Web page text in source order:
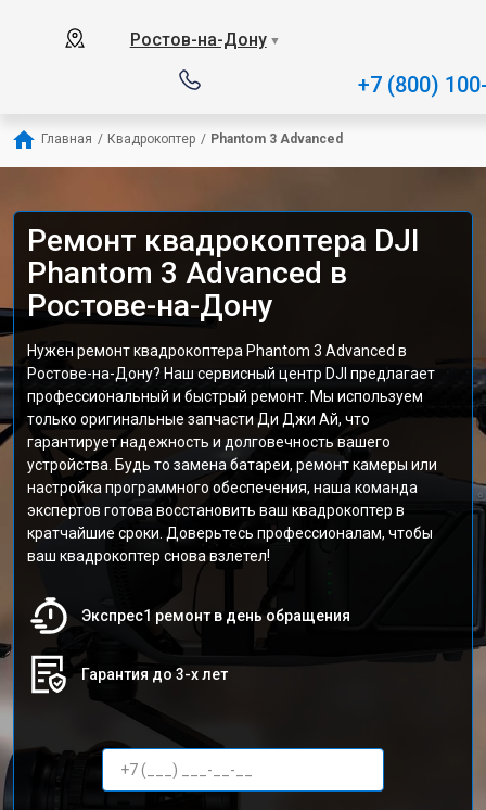
Ростов-на-Дону ▼
+7 (800)
Главная / Квадрокоптер / Phantom 3 Advanced
Ремонт квадрокоптера DJI
Phantom 3 Advanced в
Ростове-на-Дону
Нужен ремонт квадрокоптера Phantom 3 Advanced в
Ростове-на-Дону? Наш сервисный центр DJI предлагает
профессиональный и быстрый ремонт. Мы используем
только оригинальные запчасти Ди Джи Ай, что
гарантирует надежность и долговечность вашего
устройства. Будь то замена батареи, ремонт камеры или
настройка программного обеспечения, наша команда
экспертов готова восстановить ваш квадрокоптер в
кратчайшие сроки. Доверьтесь профессионалам, чтобы
ваш квадрокоптер снова взлетел!
Экспрес1 ремонт в день обращения
Гарантия до 3-х лет